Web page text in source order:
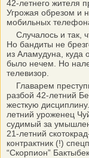
42-летнего жителя
Угрожая обрезом и
мобильных
Случалось и так,
Но бандиты не
из Аламудуна, куда
было нечем. Но
телевизор.
Главарем
разбой 42-летний
жесткую
летний уроженец
судимый за
21-летний
контрактник (!)
“Скорпион”